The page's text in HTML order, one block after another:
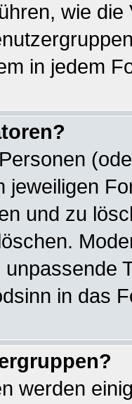
wie
in jedem
jeweiligen
und zu
in das
werden